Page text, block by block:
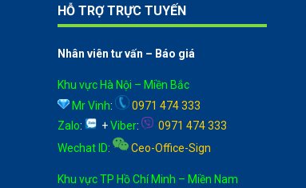
HỖ TRỢ TRỰC TUYẾN
Nhân viên tư vấn – Báo giá
Khu vực Hà Nội – Miền Bắc
Mr Vinh:
0971 474 333
Zalo: +Viber:
0971 474 333
Wechat ID: Ceo-Office-Sign
Khu vực TP Hồ Chí Minh – Miền Nam